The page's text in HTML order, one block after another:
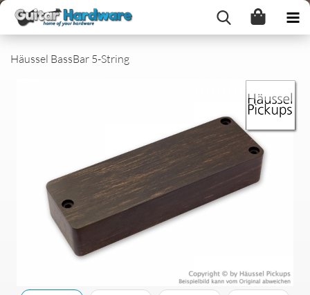
Häussel BassBar 5-String